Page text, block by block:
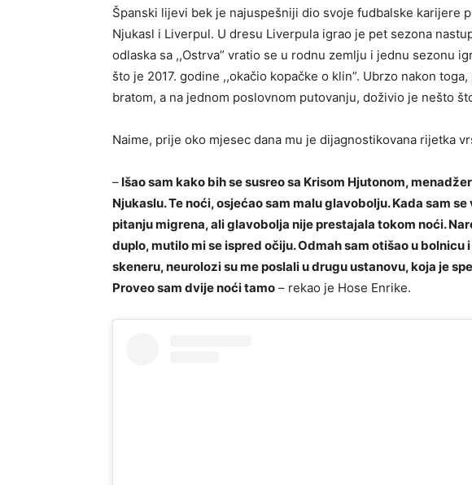
Španski lijevi bek je najuspešniji dio svoje fudbalske karijere
Njukasl i Liverpul. U dresu Liverpula igrao je pet sezona
odlaska sa ,,Ostrva” vratio se u rodnu zemlju i jednu sezonu
što je 2017. godine ,,okačio kopačke o klin”. Ubrzo nakon
bratom, a na jednom poslovnom putovanju, doživio je nešto
Naime, prije oko mjesec dana mu je dijagnostikovana rijetka
– Išao sam kako bih se susreo sa Krisom Hjutonom,
Njukaslu. Te noći, osjećao sam malu glavobolju. Kada sam
pitanju migrena, ali glavobolja nije prestajala tokom noći.
duplo, mutilo mi se ispred očiju. Odmah sam otišao u
skeneru, neurolozi su me poslali u drugu ustanovu, koja je
Proveo sam dvije noći tamo – rekao je Hose Enrike.